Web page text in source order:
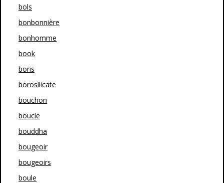
bols
bonbonnière
bonhomme
book
boris
borosilicate
bouchon
boucle
bouddha
bougeoir
bougeoirs
boule